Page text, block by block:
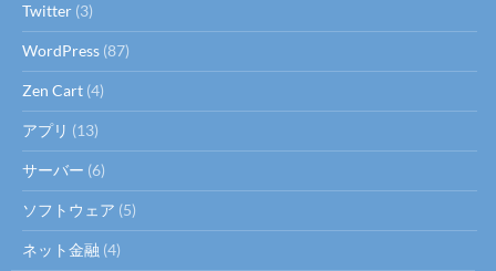
Twitter (3)
WordPress (87)
Zen Cart (4)
アプリ (13)
サーバー (6)
ソフトウェア (5)
ネット金融 (4)